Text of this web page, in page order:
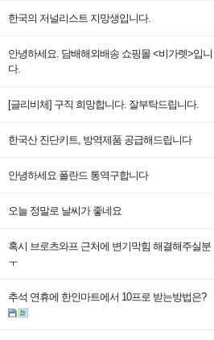
한국의 저널리스트 지망생입니다.
안녕하세요. 담배해외배송 쇼핑몰 <비가렛>입니
다.
[글리비체] 구직 희망합니다. 잘부탁드립니다.
한국산 진단키트, 방역제품 공급해드립니다
안녕하세요 폴란드 통역구합니다
오늘 정말로 날씨가 좋네요
혹시 브로츠와프 근처에 변기막힘 해결해주실분
ㅜ
추석 연휴에 한인마트에서 10프로 받는방법은?